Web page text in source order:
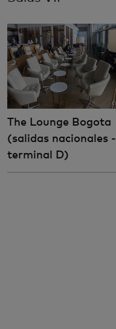
The Lounge Bogota
(salidas nacionales -
terminal D)